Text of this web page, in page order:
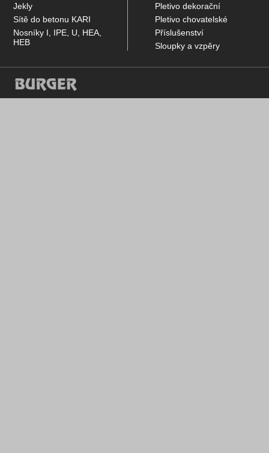
Jekly
Sítě do betonu KARI
Nosníky I, IPE, U, HEA,
HEB
Pletivo dekorační
Pletivo chovatelské
Příslušenství
Sloupky a vzpěry